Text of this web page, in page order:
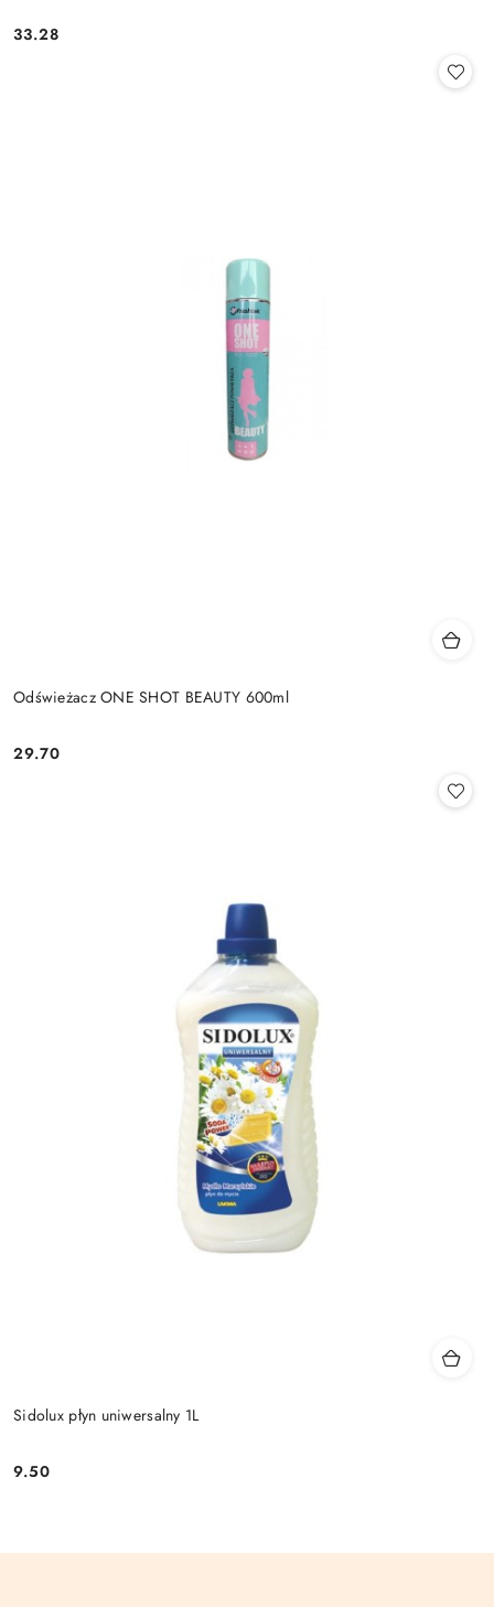
Cena:
33.28
Odświeżacz ONE SHOT BEAUTY 600ml
Cena:
29.70
Sidolux płyn uniwersalny 1L
Cena:
9.50